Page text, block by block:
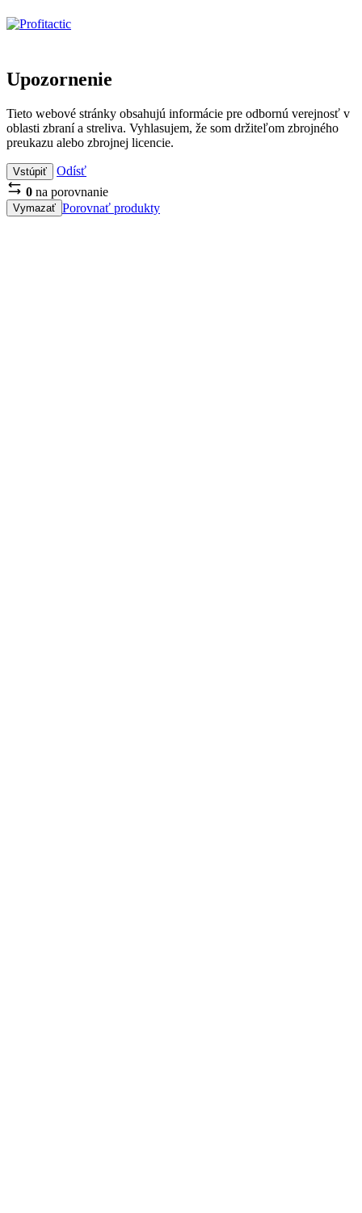
Upozornenie
Tieto webové stránky obsahujú informácie pre odbornú verejnosť v
oblasti zbraní a streliva. Vyhlasujem, že som držiteľom zbrojného
preukazu alebo zbrojnej licencie.
Vstúpiť
Odísť
0 na porovnanie
Vymazať Porovnať produkty